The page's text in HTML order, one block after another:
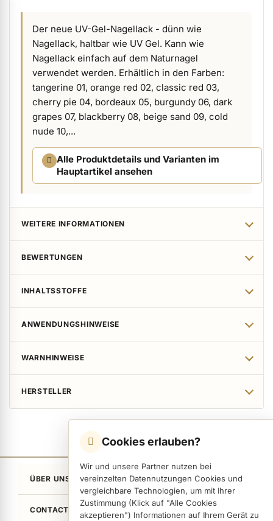
Cookies erlauben?
Wir und unsere Partner nutzen bei
vereinzelten Datennutzungen Cookies und
vergleichbare Technologien, um mit Ihrer
Zustimmung (Klick auf "Alle Cookies
akzeptieren") Informationen auf Ihrem Gerät zu
Kundenpräsente anzeigen
Der neue UV-Gel-Nagellack - dünn wie
Nagellack, haltbar wie UV Gel. Kann wie
Nagellack einfach auf dem Naturnagel
verwendet werden. Erhältlich in den Farben:
tangerine 01, orange red 02, classic red 03,
cherry pie 04, bordeaux 05, burgundy 06, dark
grapes 07, blackberry 08, beige sand 09, cold
nude 10,...
Alle Produktdetails und Varianten im
Hauptartikel ansehen
WEITERE INFORMATIONEN
BEWERTUNGEN
INHALTSSTOFFE
ANWENDUNGSHINWEISE
WARNHINWEISE
HERSTELLER
ÜBER UNS
CONTACT